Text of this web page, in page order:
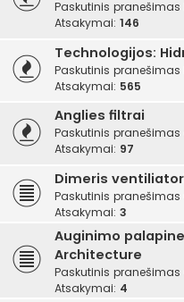
Paskutinis pranešimas
Atsakymai: 146
Technologijos:
Paskutinis pranešimas
Atsakymai: 565
Anglies filtrai
Paskutinis pranešimas
Atsakymai: 97
Dimeris
Paskutinis pranešimas
Atsakymai: 3
Auginimo
Architecture
Paskutinis pranešimas
Atsakymai: 4